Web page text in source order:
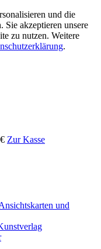
und die
Sie akzeptieren unsere
zu nutzen. Weitere
.
Zur Kasse
und